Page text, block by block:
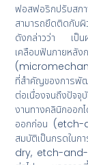
ฟอสฟอริกปรับสภ
สามารถยึดติดกับ
ดังกล่าวว่า เป็นผ
เคลือบฟันภายหลัง
ที่สำคัญของการพั
ต่อเนื่องจนถึงปัจจุ
งานทางคลินิกออก
ออกก่อน (etch-
สมบัติเป็นกรดใน
dry, etch-and-